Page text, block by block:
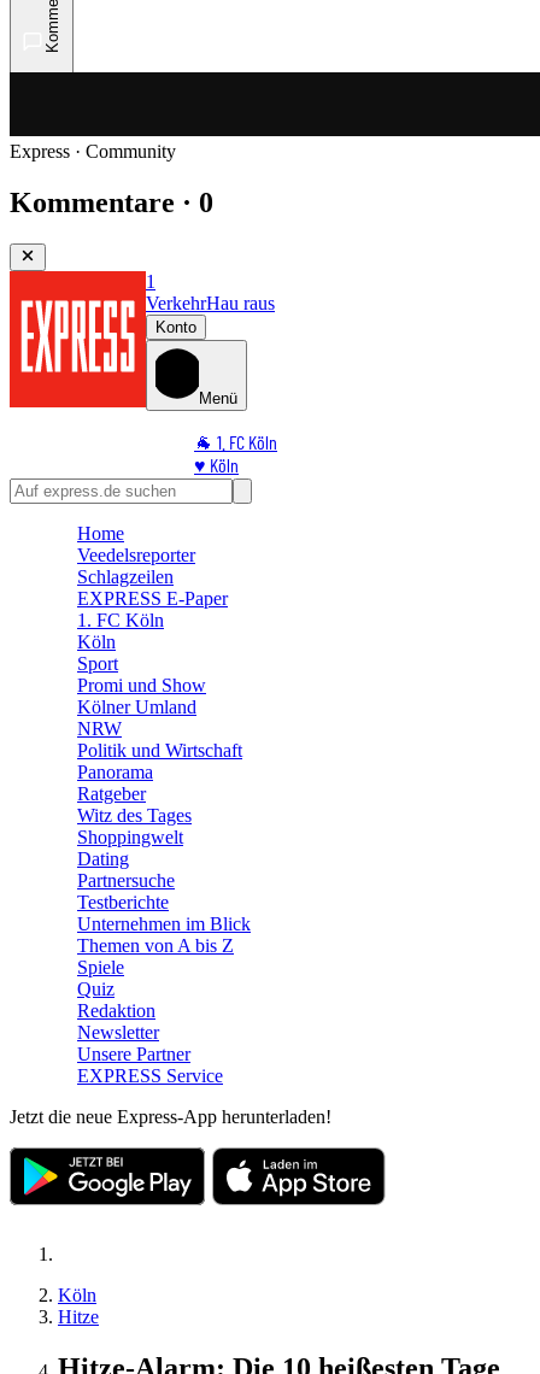
Express · Community
Kommentare · 0
1
VerkehrHau raus
Konto
Menü
🐐 1. FC Köln
♥️ Köln
⭐ Promi
🛒 Shoppingwelt
Home
Veedelsreporter
Schlagzeilen
EXPRESS E-Paper
1. FC Köln
Köln
Sport
Promi und Show
Kölner Umland
NRW
Politik und Wirtschaft
Panorama
Ratgeber
Witz des Tages
Shoppingwelt
Dating
Partnersuche
Testberichte
Unternehmen im Blick
Themen von A bis Z
Spiele
Quiz
Redaktion
Newsletter
Unsere Partner
EXPRESS Service
Jetzt die neue Express-App herunterladen!
Köln
Hitze
Hitze-Alarm: Die 10 heißesten Tage